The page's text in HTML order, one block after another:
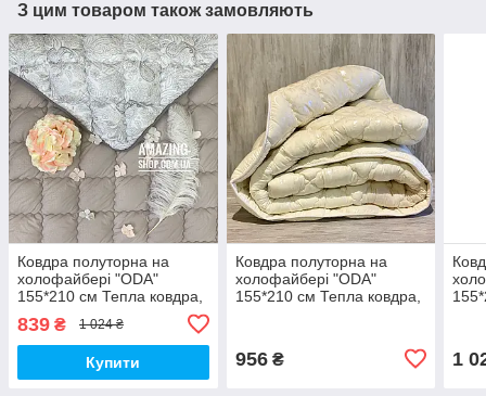
З цим товаром також замовляють
Ковдра полуторна на
холофайбері "ODA"
155*210 см Тепла ковдра,
наповнювач холофайбер.
Стьобана ковдра ОДА
839 ₴ 1 024 ₴
Купити
Ковдра полуторна на
холофайбері "ODA"
155*210 см Тепла ковдра,
956₴ 1